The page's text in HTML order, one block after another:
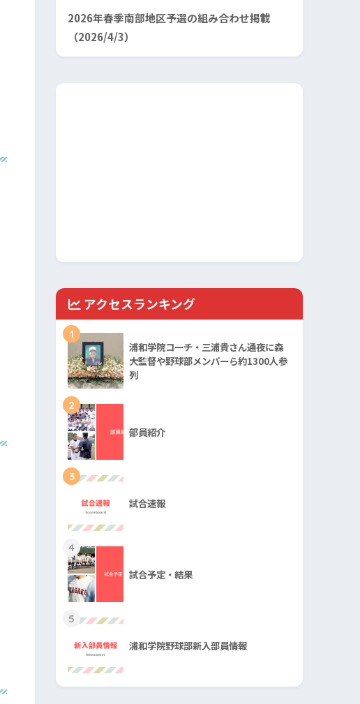
2026年春季南部地区予選の組み合わせ掲載
（2026/4/3）
アクセスランキング
1
浦和学院コーチ・三浦貴さん通夜に森
大監督や野球部メンバーら約1300人参
列
2
部員紹介
3
試合速報
4
試合予定・結果
5
浦和学院野球部新入部員情報